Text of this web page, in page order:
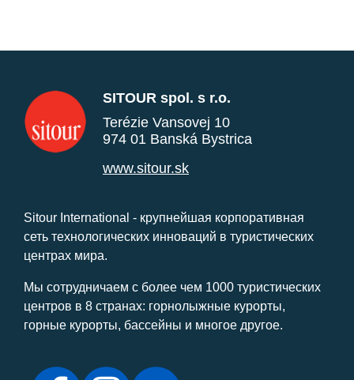
SITOUR spol. s r.o.
Terézie Vansovej 10
974 01 Banská Bystrica
www.sitour.sk
Sitour International - крупнейшая корпоративная
сеть технологических инноваций в туристических
центрах мира.
Мы сотрудничаем с более чем 1000 туристических
центров в 8 странах: горнолыжные курорты,
горные курорты, бассейны и многое другое.